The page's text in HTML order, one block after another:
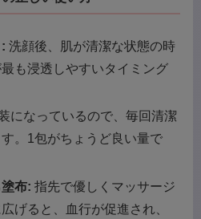
洗顔後、肌が清潔な状態の時
も浸透しやすいタイミング
になっているので、毎回清潔
。1包がちょうど良い量で
布: 指先で優しくマッサージ
げると、血行が促進され、